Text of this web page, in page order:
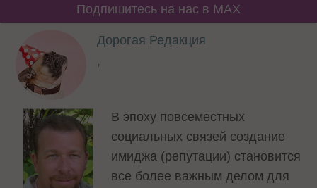
Подпишитесь на нас в MAX
Дорогая Редакция
,
В эпоху повсеместных
социальных связей создание
имиджа (репутации) становится
все более важным делом для